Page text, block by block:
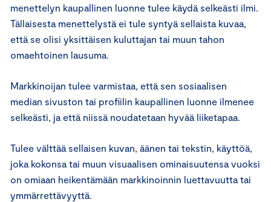
menettelyn kaupallinen luonne tulee käydä selkeästi ilmi.
Tällaisesta menettelystä ei tule syntyä sellaista kuvaa,
että se olisi yksittäisen kuluttajan tai muun tahon
omaehtoinen lausuma.
Markkinoijan tulee varmistaa, että sen sosiaalisen
median sivuston tai profiilin kaupallinen luonne ilmenee
selkeästi, ja että niissä noudatetaan hyvää liiketapaa.
Tulee välttää sellaisen kuvan, äänen tai tekstin, käyttöä,
joka kokonsa tai muun visuaalisen ominaisuutensa vuoksi
on omiaan heikentämään markkinoinnin luettavuutta tai
ymmärrettävyyttä.